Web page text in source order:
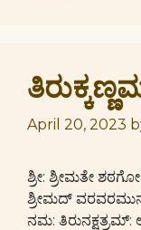
April 20, 2023
ಶ್ರೀ: ಶ್ರೀಮತೇ
ಶ್ರೀಮದ್
ನಮ: